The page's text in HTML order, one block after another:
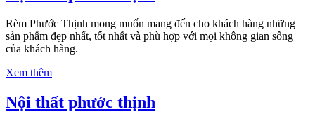
Rèm Phước Thịnh mong muốn mang đến cho khách hàng những
sản phẩm đẹp nhất, tốt nhất và phù hợp với mọi không gian sống
của khách hàng.
Xem thêm
Nội thất phước thịnh